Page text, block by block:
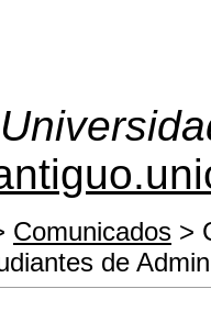
Comunicados >
de